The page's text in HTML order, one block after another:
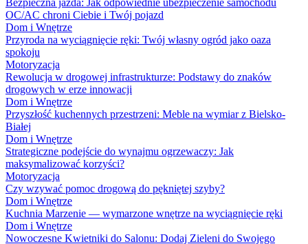
Bezpieczna jazda: Jak odpowiednie ubezpieczenie samochodu
OC/AC chroni Ciebie i Twój pojazd
Dom i Wnętrze
Przyroda na wyciągnięcie ręki: Twój własny ogród jako oaza
spokoju
Motoryzacja
Rewolucja w drogowej infrastrukturze: Podstawy do znaków
drogowych w erze innowacji
Dom i Wnętrze
Przyszłość kuchennych przestrzeni: Meble na wymiar z Bielsko-
Białej
Dom i Wnętrze
Strategiczne podejście do wynajmu ogrzewaczy: Jak
maksymalizować korzyści?
Motoryzacja
Czy wzywać pomoc drogową do pękniętej szyby?
Dom i Wnętrze
Kuchnia Marzenie — wymarzone wnętrze na wyciągnięcie ręki
Dom i Wnętrze
Nowoczesne Kwietniki do Salonu: Dodaj Zieleni do Swojego